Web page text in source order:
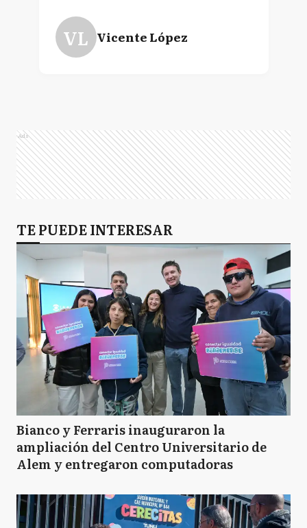
VL Vicente López
Ads
TE PUEDE INTERESAR
Bianco y Ferraris inauguraron la
ampliación del Centro Universitario de
Alem y entregaron computadoras